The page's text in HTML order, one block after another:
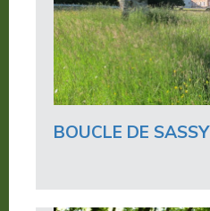
BOUCLE DE SASSY